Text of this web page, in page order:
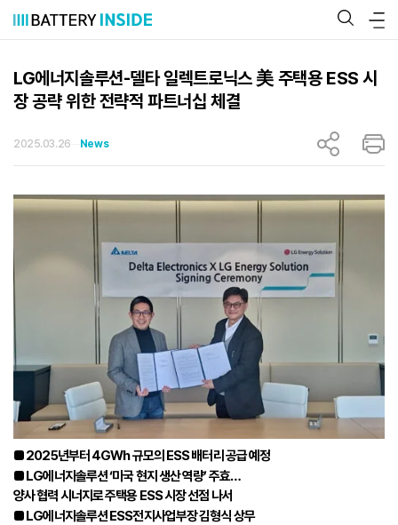
츠
LG에너지솔루션-델타 일렉트로닉스 美 주택용 ESS 시
장 공략 위한 전략적 파트너십 체결
2025.03.26 News
■ 2025년부터 4GWh 규모의 ESS 배터리 공급 예정
■ LG에너지솔루션 ‘미국 현지 생산 역량’ 주효…
양사 협력 시너지로 주택용 ESS 시장 선점 나서
■ LG에너지솔루션 ESS전지사업부장 김형식 상무